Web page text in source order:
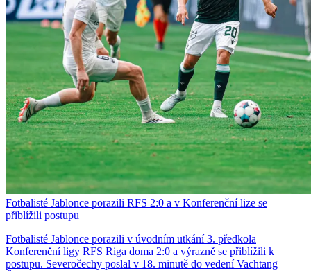
Fotbalisté Jablonce porazili RFS 2:0 a v Konferenční lize se
přiblížili postupu
Fotbalisté Jablonce porazili v úvodním utkání 3. předkola
Konferenční ligy RFS Riga doma 2:0 a výrazně se přiblížili k
postupu. Severočechy poslal v 18. minutě do vedení Vachtang